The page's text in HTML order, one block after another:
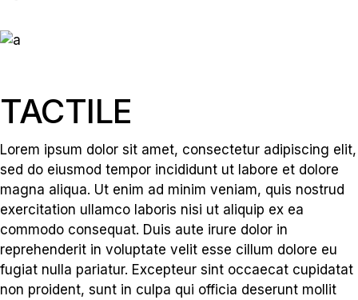
TACTILE
Lorem ipsum dolor sit amet, consectetur adipiscing elit,
sed do eiusmod tempor incididunt ut labore et dolore
magna aliqua. Ut enim ad minim veniam, quis nostrud
exercitation ullamco laboris nisi ut aliquip ex ea
commodo consequat. Duis aute irure dolor in
reprehenderit in voluptate velit esse cillum dolore eu
fugiat nulla pariatur. Excepteur sint occaecat cupidatat
non proident, sunt in culpa qui officia deserunt mollit